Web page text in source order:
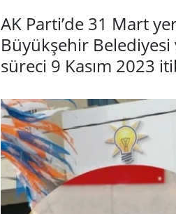
AK Parti’de 31 Mart
Büyükşehir Belediyesi
süreci 9 Kasım 2023